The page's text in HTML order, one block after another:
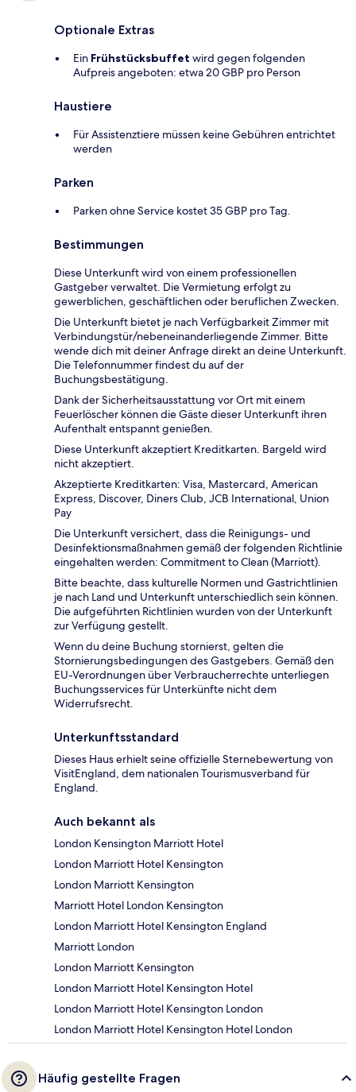
Optionale Extras
Ein Frühstücksbuffet wird gegen folgenden
Aufpreis angeboten: etwa 20 GBP pro Person
Haustiere
Für Assistenztiere müssen keine Gebühren entrichtet
werden
Parken
Parken ohne Service kostet 35 GBP pro Tag.
Bestimmungen
Diese Unterkunft wird von einem professionellen
Gastgeber verwaltet. Die Vermietung erfolgt zu
gewerblichen, geschäftlichen oder beruflichen Zwecken.
Die Unterkunft bietet je nach Verfügbarkeit Zimmer mit
Verbindungstür/nebeneinanderliegende Zimmer. Bitte
wende dich mit deiner Anfrage direkt an deine Unterkunft.
Die Telefonnummer findest du auf der
Buchungsbestätigung.
Dank der Sicherheitsausstattung vor Ort mit einem
Feuerlöscher können die Gäste dieser Unterkunft ihren
Aufenthalt entspannt genießen.
Diese Unterkunft akzeptiert Kreditkarten. Bargeld wird
nicht akzeptiert.
Akzeptierte Kreditkarten: Visa, Mastercard, American
Express, Discover, Diners Club, JCB International, Union
Pay
Die Unterkunft versichert, dass die Reinigungs- und
Desinfektionsmaßnahmen gemäß der folgenden Richtlinie
eingehalten werden: Commitment to Clean (Marriott).
Bitte beachte, dass kulturelle Normen und Gastrichtlinien
je nach Land und Unterkunft unterschiedlich sein können.
Die aufgeführten Richtlinien wurden von der Unterkunft
zur Verfügung gestellt.
Wenn du deine Buchung stornierst, gelten die
Stornierungsbedingungen des Gastgebers. Gemäß den
EU-Verordnungen über Verbraucherrechte unterliegen
Buchungsservices für Unterkünfte nicht dem
Widerrufsrecht.
Unterkunftsstandard
Dieses Haus erhielt seine offizielle Sternebewertung von
VisitEngland, dem nationalen Tourismusverband für
England.
Auch bekannt als
London Kensington Marriott Hotel
London Marriott Hotel Kensington
London Marriott Kensington
Marriott Hotel London Kensington
London Marriott Hotel Kensington England
Marriott London
London Marriott Kensington
London Marriott Hotel Kensington Hotel
London Marriott Hotel Kensington London
London Marriott Hotel Kensington Hotel London
Häufig gestellte Fragen